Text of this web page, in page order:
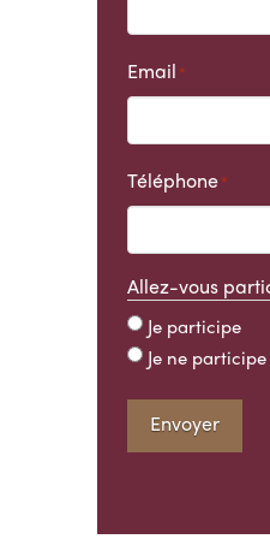
Email *
Téléphone*
Allez-vous
Je participe
Je ne
Envoyer